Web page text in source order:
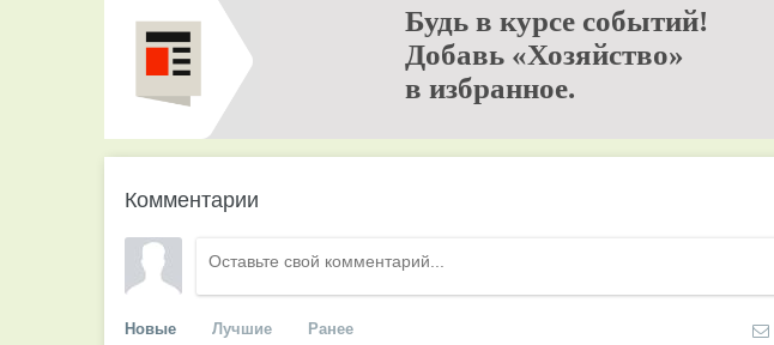
Будь в курсе событий!
Добавь «Хозяйство»
в избранное.
Комментарии
Новые Лучшие Ранее